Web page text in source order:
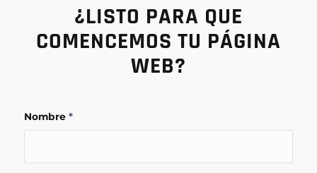
¿LISTO PARA QUE
COMENCEMOS TU PÁGINA
WEB?
Nombre *